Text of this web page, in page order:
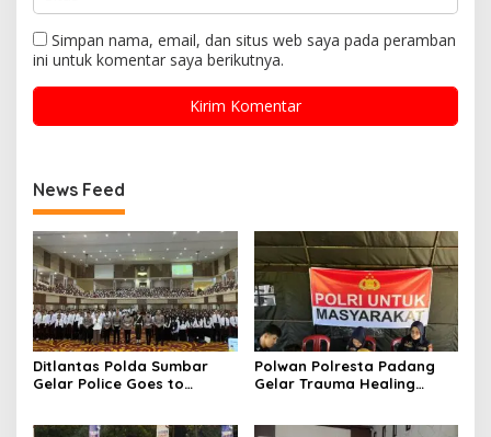
Simpan nama, email, dan situs web saya pada peramban
ini untuk komentar saya berikutnya.
News Feed
Ditlantas Polda Sumbar
Gelar Police Goes to
Polwan Polresta Padang
Gelar Trauma Healing